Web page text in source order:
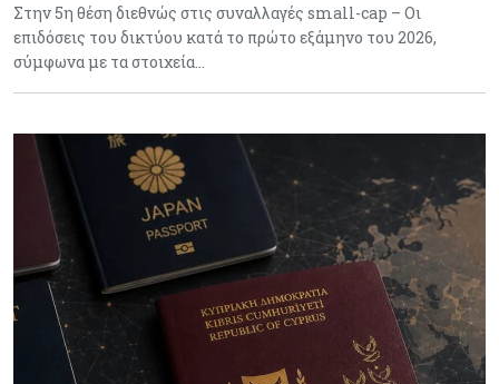
Στην 5η θέση διεθνώς στις συναλλαγές small-cap – Οι
επιδόσεις του δικτύου κατά το πρώτο εξάμηνο του 2026,
σύμφωνα με τα στοιχεία…